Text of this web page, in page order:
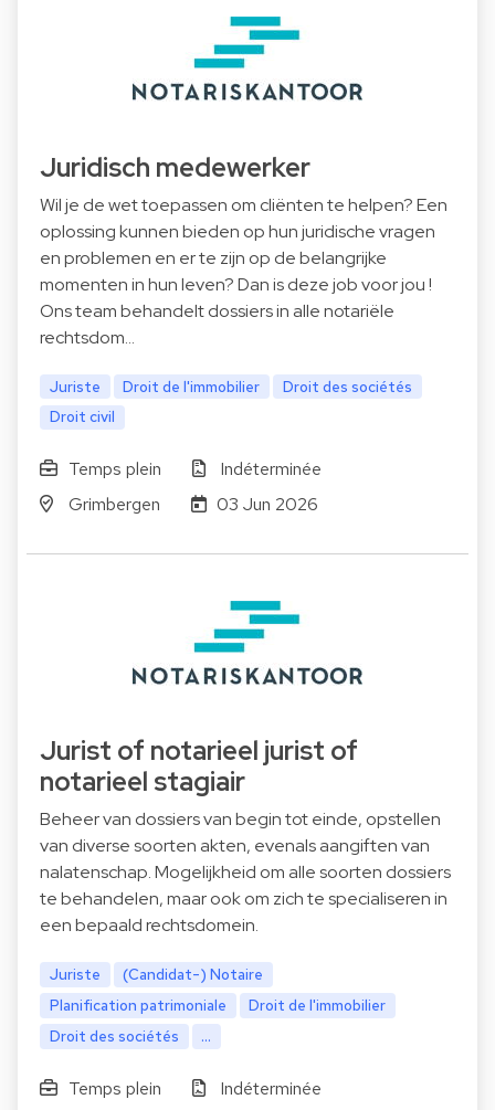
Juridisch medewerker
Wil je de wet toepassen om cliënten te helpen? Een
oplossing kunnen bieden op hun juridische vragen
en problemen en er te zijn op de belangrijke
momenten in hun leven? Dan is deze job voor jou !
Ons team behandelt dossiers in alle notariële
rechtsdom…
Juriste Droit de l'immobilier
Droit des sociétés
Droit civil
Temps plein
Indéterminée
Grimbergen
03 Jun 2026
Jurist of notarieel jurist of
notarieel stagiair
Beheer van dossiers van begin tot einde, opstellen
van diverse soorten akten, evenals aangiften van
nalatenschap. Mogelijkheid om alle soorten dossiers
te behandelen, maar ook om zich te specialiseren in
een bepaald rechtsdomein.
Juriste
(Candidat-) Notaire
Planification patrimoniale
Droit de l'immobilier
Droit des sociétés
...
Temps plein
Indéterminée